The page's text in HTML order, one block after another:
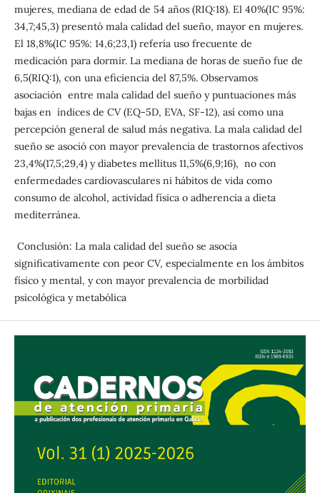
mujeres, mediana de edad de 54 años (RIQ:18). El 40%(IC 95%:
34,7;45,3) presentó mala calidad del sueño, mayor en mujeres.
El 18,8%(IC 95%: 14,6;23,1) refería uso frecuente de
medicación para dormir. La mediana de horas de sueño fue de
6,5(RIQ:1), con una eficiencia del 87,5%. Observamos
asociación entre mala calidad del sueño y puntuaciones más
bajas en índices de CV (EQ-5D, EVA, SF-12), así como una
percepción general de salud más negativa. La mala calidad del
sueño se asoció con mayor prevalencia de trastornos afectivos
23,4%(17,5;29,4) y diabetes mellitus 11,5%(6,9;16), no con
enfermedades cardiovasculares ni hábitos de vida como
consumo de alcohol, actividad física o adherencia a dieta
mediterránea.
Conclusión: La mala calidad del sueño se asocia
significativamente con peor CV, especialmente en los ámbitos
físico y mental, y con mayor prevalencia de morbilidad
psicológica y metabólica